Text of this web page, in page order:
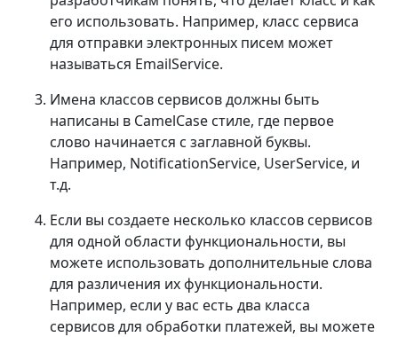
его использовать. Например, класс сервиса
для отправки электронных писем может
называться EmailService.
Имена классов сервисов должны быть
написаны в CamelCase стиле, где первое
слово начинается с заглавной буквы.
Например, NotificationService, UserService, и
т.д.
Если вы создаете несколько классов сервисов
для одной области функциональности, вы
можете использовать дополнительные слова
для различения их функциональности.
Например, если у вас есть два класса
сервисов для обработки платежей, вы можете